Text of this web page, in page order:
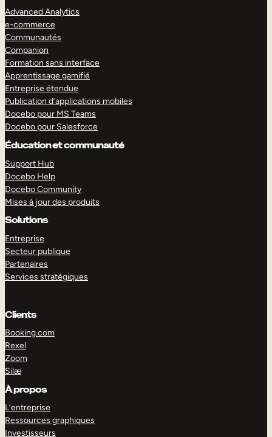
Advanced Analytics
e-commerce
Communautés
Companion
Formation sans interface
Apprentissage gamifié
Entreprise étendue
Publication d’applications mobiles
Docebo pour MS Teams
Docebo pour Salesforce
Éducation et communauté
Support Hub
Docebo Help
Docebo Community
Mises à jour des produits
Solutions
Entreprise
Secteur publique
Partenaires
Services stratégiques
Clients
Booking.com
Rexel
Zoom
Silæ
À propos
L’entreprise
Ressources graphiques
Investisseurs